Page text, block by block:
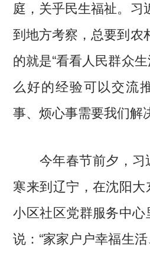
庭，关乎民生福祉。习
到地方考察，总要到农
的就是“看看人民群众
么好的经验可以交流
事、烦心事需要我们解决
今年春节前夕，习
寒来到辽宁，在沈阳
小区社区党群服务中
说：“家家户户幸福生